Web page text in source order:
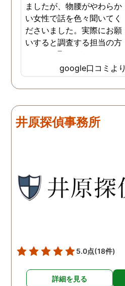
ましたが、物腰がやわらか
い女性で話を色々聞いてく
ださいました。実際にお願
いすると調査する担当の方
とのやり取りがメインで、
色々不安や心配な事の共有
をしてくれました。探偵の
方に依頼となると丸投げで
が、二人三脚で協力しあい
ながら、進めて行った感じ
と思います。思い切ってお
願いして良かったです。 こ
の度はありがとうございま
google口コミより
井原探偵事務所
5.0点(18件)
詳細を見る